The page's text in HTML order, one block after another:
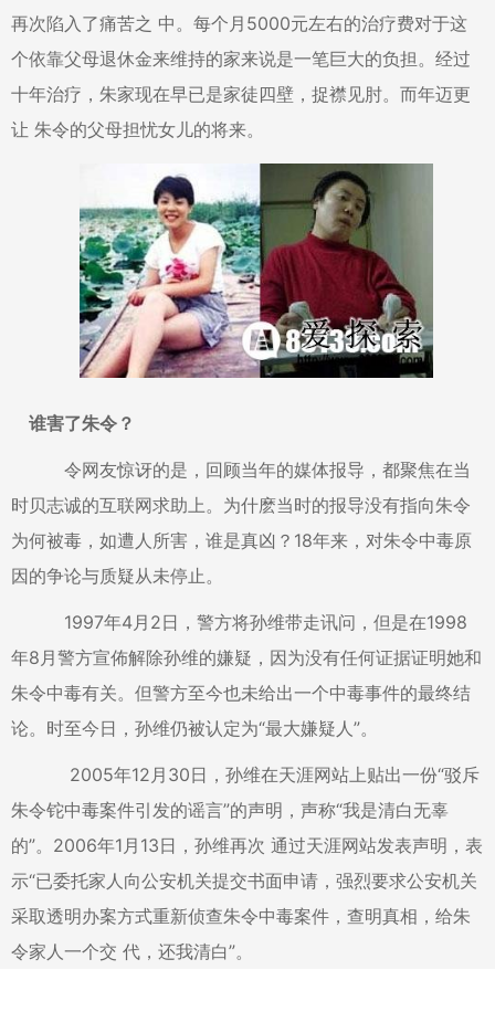
再次陷入了痛苦之 中。每个月5000元左右的治疗费对于这
个依靠父母退休金来维持的家来说是一笔巨大的负担。经过
十年治疗，朱家现在早已是家徒四壁，捉襟见肘。而年迈更
让 朱令的父母担忧女儿的将来。
谁害了朱令？
令网友惊讶的是，回顾当年的媒体报导，都聚焦在当
时贝志诚的互联网求助上。为什麽当时的报导没有指向朱令
为何被毒，如遭人所害，谁是真凶？18年来，对朱令中毒原
因的争论与质疑从未停止。
1997年4月2日，警方将孙维带走讯问，但是在1998
年8月警方宣佈解除孙维的嫌疑，因为没有任何证据证明她和
朱令中毒有关。但警方至今也未给出一个中毒事件的最终结
论。时至今日，孙维仍被认定为“最大嫌疑人”。
2005年12月30日，孙维在天涯网站上贴出一份“驳斥
朱令铊中毒案件引发的谣言”的声明，声称“我是清白无辜
的”。2006年1月13日，孙维再次 通过天涯网站发表声明，表
示“已委托家人向公安机关提交书面申请，强烈要求公安机关
采取透明办案方式重新侦查朱令中毒案件，查明真相，给朱
令家人一个交 代，还我清白”。